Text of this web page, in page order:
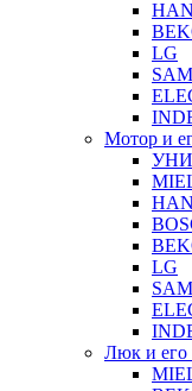
LG
Мотор и
LG
Люк и его